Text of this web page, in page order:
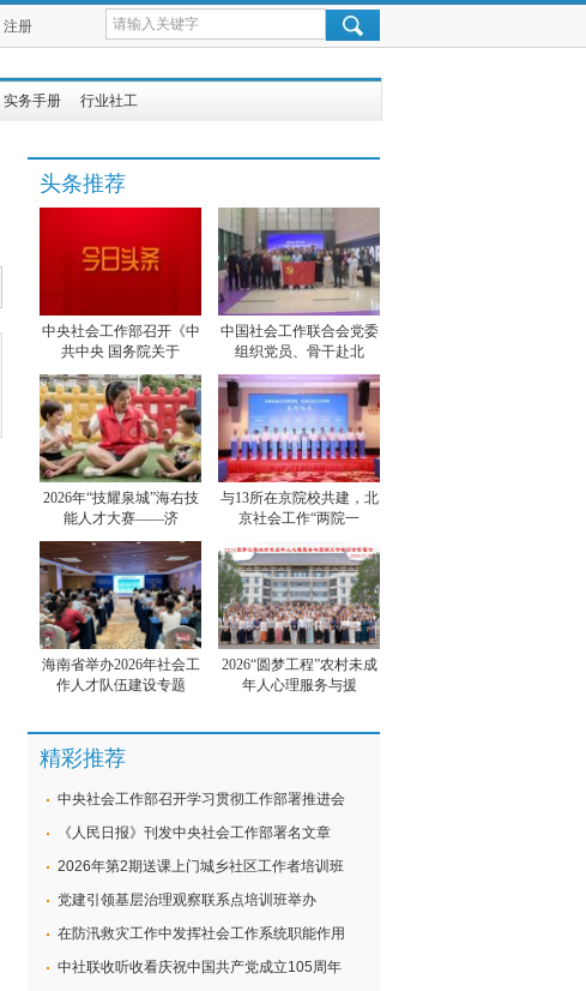
注册
实务手册 行业社工
头条推荐
中央社会工作部召开《中
共中央 国务院关于
中国社会工作联合会党委
组织党员、骨干赴北
2026年“技耀泉城”海右技
能人才大赛——济
与13所在京院校共建，北
京社会工作“两院一
海南省举办2026年社会工
作人才队伍建设专题
2026“圆梦工程”农村未成
年人心理服务与援
精彩推荐
中央社会工作部召开学习贯彻工作部署推进会
《人民日报》刊发中央社会工作部署名文章
2026年第2期送课上门城乡社区工作者培训班
党建引领基层治理观察联系点培训班举办
在防汛救灾工作中发挥社会工作系统职能作用
中社联收听收看庆祝中国共产党成立105周年